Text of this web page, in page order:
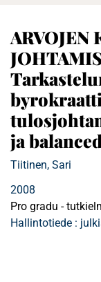
ARVOJEN
ja
Tiitinen, Sari
2008
Pro gradu -
Hallintotiede :